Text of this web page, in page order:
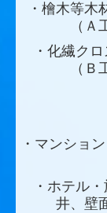
・檜木等木
（
・化繊ク
（
・マンショ
・ホテル
井、壁